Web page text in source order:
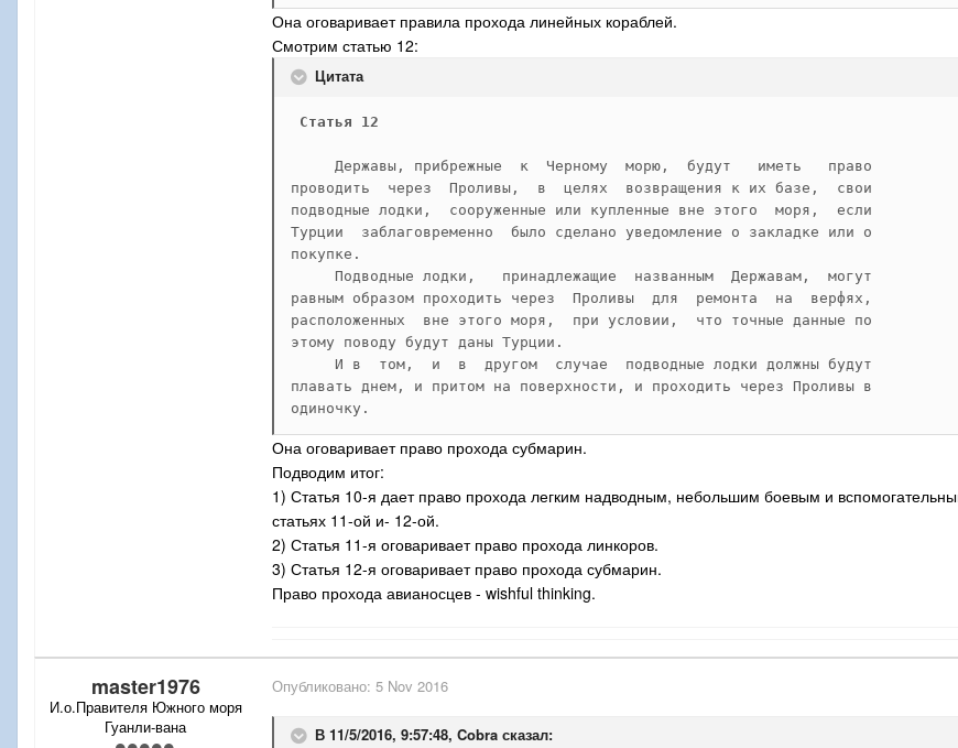
преимущественно для перевозки и ввода в действие на море воздушных
судов.  Если военный  корабль  не  был  предназначен  или  устроен
преимущественно для перевозки и ввода в действие на море воздушных
судов,  то устройство на этом корабле палубы для спуска или взлета
     а) корабли,   имеющие   палубу,   дающую   воздушным    судам
     3. Легкими  надводными  кораблями  являются военные надводные
корабли,  иные  чем   авианосцы,   небольшие   боевые   суда   или
вспомогательные  корабли,  стандартное  водоизмещение которых выше
100 тонн (102 метрических тонны) и не превышают 10  000  тонн  (10
160  метрических  тонн) и которые не имеют орудий калибра выше 203
     Класс легких   надводных   кораблей   подразделяется  на  три
     а) корабли,   которые   не  имеют  орудия  калибра  выше  155
     b) корабли,   которые   не  имеют  орудий  калибра  выше  155
миллиметров (6,1 дюймов и стандартное водоизмещение которых выше 3
     с) корабли,  которые  не  имеют  орудий  калибра   выше   155
миллиметров  (6,1  дюймов)  и стандартное водоизмещение которых не
     5. Малыми  боевыми судами являются надводные военные корабли,
иные  чем  вспомогательные  корабли,   стандартное   водоизмещение
которых выше 100 тонн (102 метрические тонны) и не превышает 2 000
Она оговаривает правила прохода линейных кораблей.
Смотрим статью 12:
Цитата
Статья 12
     Державы, прибрежные  к  Черному  морю,  будут   иметь   право
проводить  через  Проливы,  в  целях  возвращения к их базе,  свои
подводные лодки,  сооруженные или купленные вне этого  моря,  если
Турции  заблаговременно  было сделано уведомление о закладке или о
     Подводные лодки,   принадлежащие  названным  Державам,  могут
равным образом проходить через  Проливы  для  ремонта  на  верфях,
расположенных  вне этого моря,  при условии,  что точные данные по
     И в  том,  и  в  другом  случае  подводные лодки должны будут
плавать днем, и притом на поверхности, и проходить через Проливы в
одиночку.
Она оговаривает право прохода субмарин.
Подводим итог:
1) Статья 10-я дает право прохода легким надводным, небольшим боевым и
статьях 11-ой и- 12-ой.
2) Статья 11-я оговаривает право прохода линкоров.
3) Статья 12-я оговаривает право прохода субмарин.
Право прохода авианосцев - wishful thinking.
master1976
И.о.Правителя Южного моря
Гуанли-вана
Опубликовано: 5 Nov 2016
В 11/5/2016, 9:57:48, Cobra сказал: